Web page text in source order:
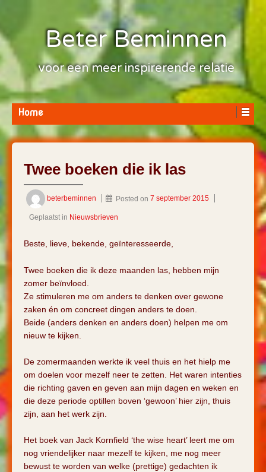
Beter Beminnen
voor een meer inspirerende relatie
Home
Twee boeken die ik las
beterbeminnen Posted on7 september 2015
Geplaatst in Nieuwsbrieven
Beste, lieve, bekende, geïnteresseerde,
Twee boeken die ik deze maanden las, hebben mijn
zomer beïnvloed.
Ze stimuleren me om anders te denken over gewone
zaken én om concreet dingen anders te doen.
Beide (anders denken en anders doen) helpen me om
nieuw te kijken.
De zomermaanden werkte ik veel thuis en het hielp me
om doelen voor mezelf neer te zetten. Het waren intenties
die richting gaven en geven aan mijn dagen en weken en
die deze periode optillen boven ‘gewoon’ hier zijn, thuis
zijn, aan het werk zijn.
Het boek van Jack Kornfield ‘the wise heart’ leert me om
nog vriendelijker naar mezelf te kijken, me nog meer
bewust te worden van welke (prettige) gedachten ik